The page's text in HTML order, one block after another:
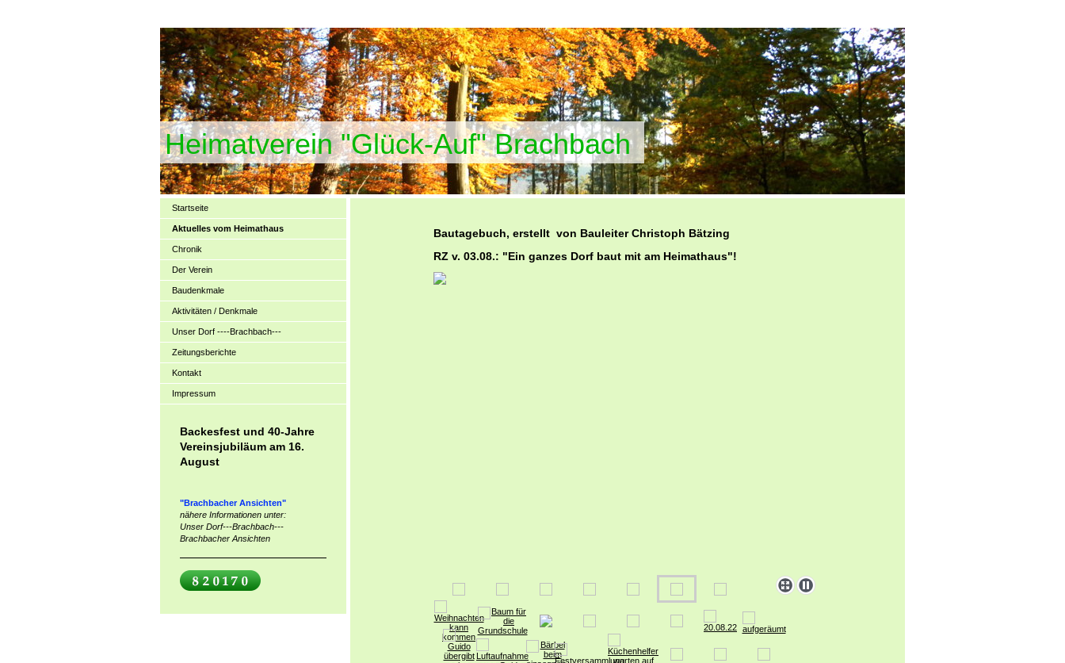
Heimatverein "Glück-Auf" Brachbach
Startseite
Aktuelles vom Heimathaus
Chronik
Der Verein
Baudenkmale
Aktivitäten / Denkmale
Unser Dorf ----Brachbach---
Zeitungsberichte
Kontakt
Impressum
Backesfest und 40-Jahre
Vereinsjubiläum am 16.
August
"Brachbacher Ansichten"
nähere Informationen unter:
Unser Dorf---Brachbach---
Brachbacher Ansichten
Bautagebuch, erstellt von Bauleiter Christoph Bätzing
RZ v. 03.08.: "Ein ganzes Dorf baut mit am Heimathaus"!